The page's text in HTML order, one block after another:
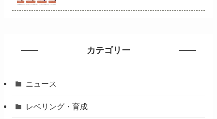
カテゴリー
ニュース
レベリング・育成